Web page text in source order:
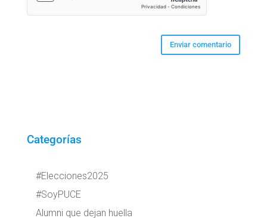
Categorías
#Elecciones2025
#SoyPUCE
Alumni que dejan huella